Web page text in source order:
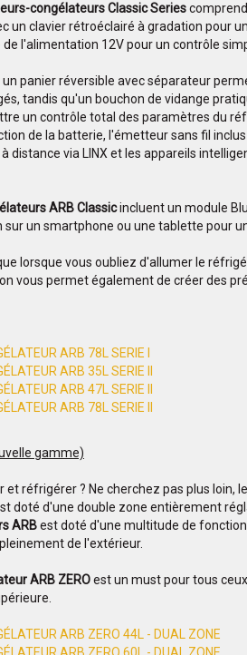
congélateurs Classic Series
un clavier rétroéclairé à gradation pour
l'alimentation 12V pour un contrôle
panier réversible avec séparateur
tandis qu'un bouchon de vidange
un contrôle total des paramètres du
de la batterie, l'émetteur sans fil
distance via LINX et les appareils
ARB Classicincluent un module
un smartphone ou une tablette pour
lorsque vous oubliez d'allumer le
vous permet également de créer des
ARB 78L SERIE I
ARB 35L SERIE II
ARB 47L SERIE II
ARB 78L SERIE II
gamme)
et réfrigérer ? Ne cherchez pas plus loin,
doté d'une double zone entièrement
ARBest doté d'une multitude de
de l'extérieur.
ARB ZEROest un must pour tous
ARB ZERO 44L - DUAL ZONE